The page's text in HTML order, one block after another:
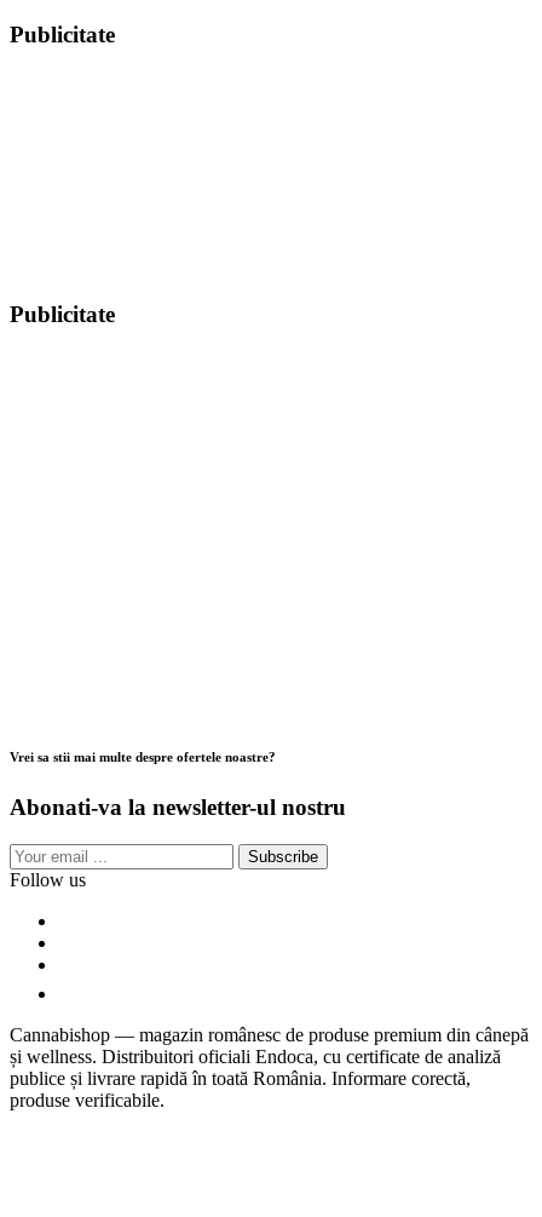
Publicitate
Publicitate
Vrei sa stii mai multe despre ofertele noastre?
Abonati-va la newsletter-ul nostru
Subscribe
Follow us
Cannabishop — magazin românesc de produse premium din cânepă
și wellness. Distribuitori oficiali Endoca, cu certificate de analiză
publice și livrare rapidă în toată România. Informare corectă,
produse verificabile.